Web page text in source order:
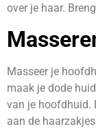
over je haar.
Masseer je
maak je dode
van je hoofdhuid.
aan de